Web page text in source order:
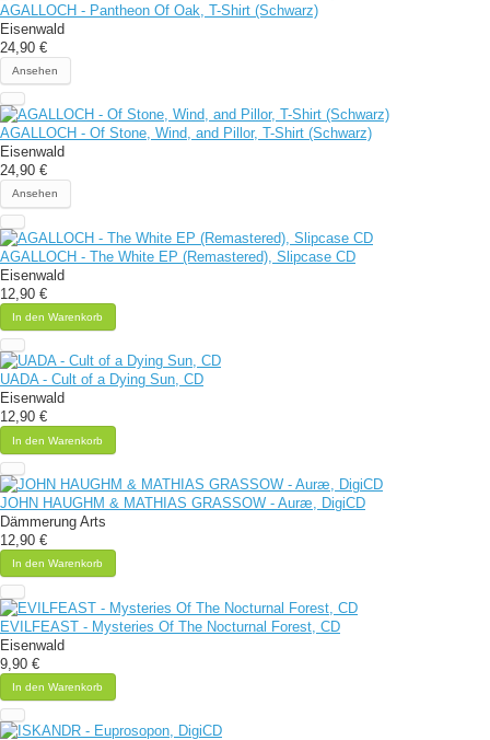
AGALLOCH - Pantheon Of Oak, T-Shirt (Schwarz)
Eisenwald
24,90 €
Ansehen
AGALLOCH - Of Stone, Wind, and Pillor, T-Shirt (Schwarz)
Eisenwald
24,90 €
Ansehen
AGALLOCH - The White EP (Remastered), Slipcase CD
Eisenwald
12,90 €
In den Warenkorb
UADA - Cult of a Dying Sun, CD
Eisenwald
12,90 €
In den Warenkorb
JOHN HAUGHM & MATHIAS GRASSOW - Auræ, DigiCD
Dämmerung Arts
12,90 €
In den Warenkorb
EVILFEAST - Mysteries Of The Nocturnal Forest, CD
Eisenwald
9,90 €
In den Warenkorb